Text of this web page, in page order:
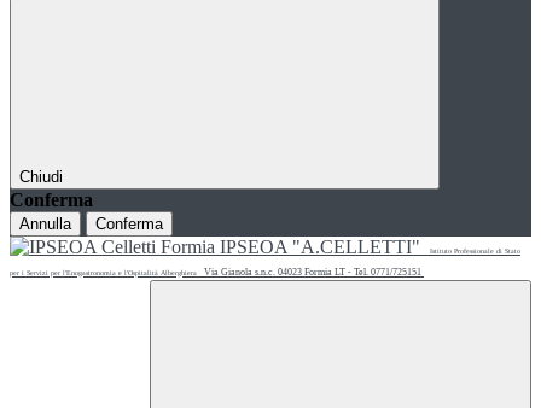
Chiudi
Conferma
Annulla Conferma
IPSEOA "A.CELLETTI" Istituto Professionale di Stato
per i Servizi per l'Enogastronomia e l'Ospitalità Alberghiera Via Gianola s.n.c. 04023 Formia LT - Tel. 0771/725151